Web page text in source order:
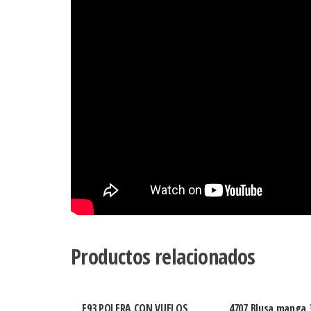
Productos relacionados
E93 POLERA CON VUELOS 4707 Blusa